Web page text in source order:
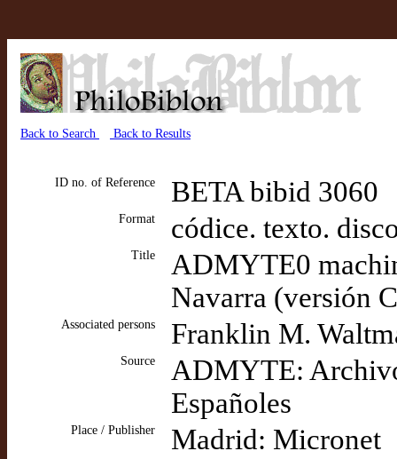
Back to Search Back to Results
ID no. of Reference BETA bibid 3060
Format códice. texto.
Title
ADMYTE0
Navarra (versión
Associated persons Franklin M.
Source
ADMYTE:
Españoles
Place / Publisher Madrid: Micronet